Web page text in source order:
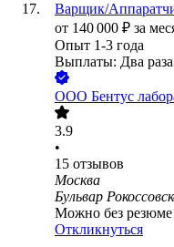
Варщик/
от 140 000 ₽ за
Опыт 1-3 года
Выплаты: Два
ООО Бентус
3.9
•
15 отзывов
Москва
Бульвар
Можно без резюме
Откликнуться